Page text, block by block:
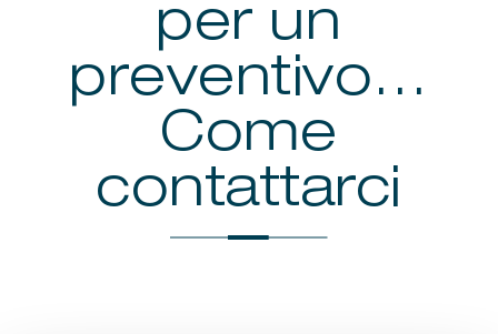
per un
preventivo…
Come
contattarci